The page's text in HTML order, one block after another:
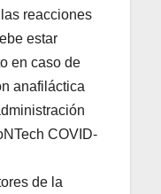
reacciones
estar
en caso de
anafiláctica
COVID-
de la